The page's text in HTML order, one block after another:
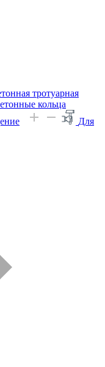
тротуарная
кольца
Для